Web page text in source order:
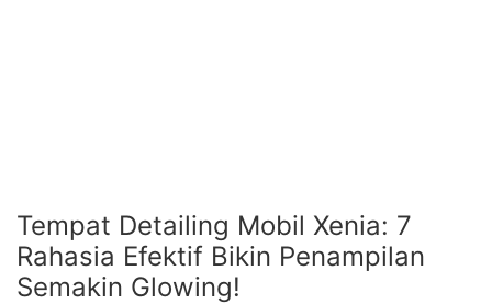
Tempat Detailing Mobil Xenia: 7
Rahasia Efektif Bikin Penampilan
Semakin Glowing!